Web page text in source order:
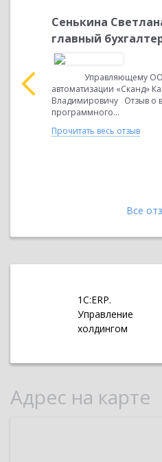
Сенькина
главный
Управляющему
автоматизации «Сканд»
Владимировичу Отзыв о
программного...
Прочитать весь отзыв
Все
1С:ERP.
Управление
холдингом
Адрес на карте